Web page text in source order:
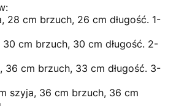
28 cm brzuch, 26 cm długość. 1-
cm brzuch, 30 cm długość. 2-
36 cm brzuch, 33 cm długość. 3-
szyja, 36 cm brzuch, 36 cm